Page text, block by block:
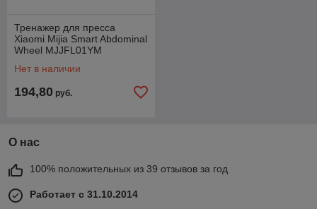
Тренажер для пресса
Xiaomi Mijia Smart Abdominal
Wheel MJJFL01YM
Нет в наличии
194,80 руб.
О нас
100% положительных из 39 отзывов за год
Работает с 31.10.2014